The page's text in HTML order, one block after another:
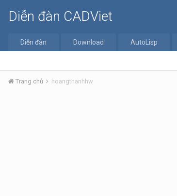
Diễn đàn CADViet
Diễn đàn Download AutoLisp
Trang chủ hoangthanhhw